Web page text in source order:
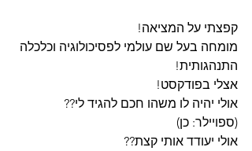
קפצתי על המציאה!
מומחה בעל שם עולמי לפסיכולוגיה וכלכלה
התנהגותית!
אצלי בפודקסט!
אולי יהיה לו משהו חכם להגיד לי??
(ספויילר: כן)
אולי יעודד אותי קצת??